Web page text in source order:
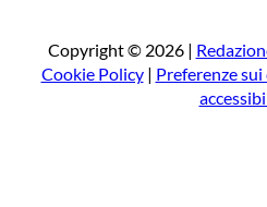
a
Copyright © 2026 |
Cookie Policy| Preferenze sui